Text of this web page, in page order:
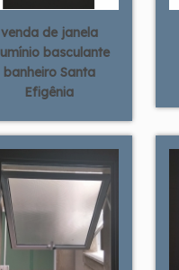
venda de janela
basculante
banheiro Santa
Efigênia